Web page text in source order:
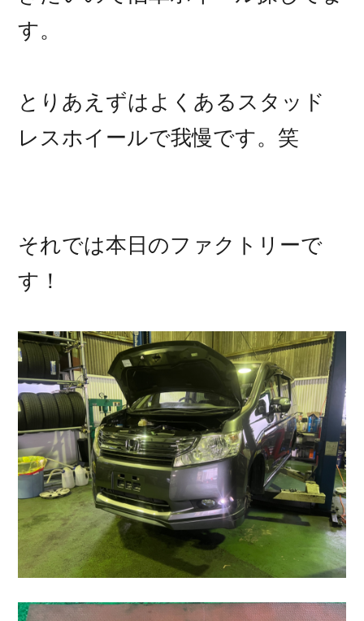
す。
とりあえずはよくあるスタッド
レスホイールで我慢です。笑
それでは本日のファクトリーで
す！